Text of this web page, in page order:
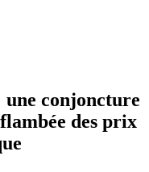
conjoncture
des prix